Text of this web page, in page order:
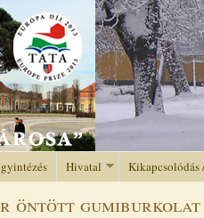
Hivatal Kikapcsolódás
öntött gumiburkolat